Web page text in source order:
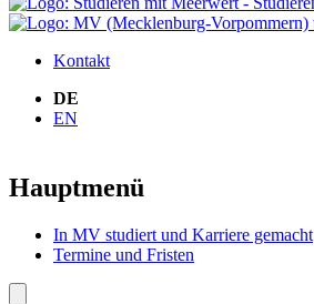
Kontakt
DE
EN
Hauptmenü
In MV studiert und Karriere gemacht
Termine und Fristen